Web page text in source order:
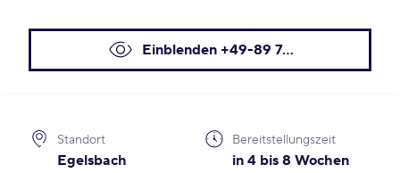
Einblenden +49-89 7...
Standort
Egelsbach
Bereitstellungszeit
in 4 bis 8 Wochen